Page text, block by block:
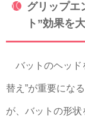
グリップエ
ト”効果を
バットのヘッド
替え”が重要にな
が、バットの形